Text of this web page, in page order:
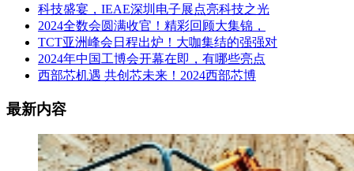
科技盛宴，IEAE深圳电子展点亮科技之光
2024全数会圆满收官！精彩回顾大集锦，
TCT亚洲峰会日程出炉！大咖集结的强强对
2024年中国工博会开幕在即，有哪些亮点
西部芯机遇 共创芯未来！2024西部芯博
最新内容